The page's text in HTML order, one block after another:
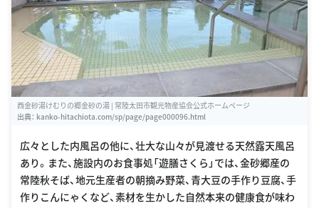
西金砂湯けむりの郷金砂の湯 | 常陸太田市観光物産協会公式ホームページ
出典： kanko-hitachiota.com/sp/page/page000096.html
広々とした内風呂の他に、壮大な山々が見渡せる天然露天風呂
あり。また、施設内のお食事処「遊膳さくら」では、金砂郷産の
常陸秋そば、地元生産者の朝摘み野菜、青大豆の手作り豆腐、手
作りこんにゃくなど、素材を生かした自然本来の健康食が味わ